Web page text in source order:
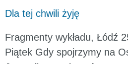
Dla tej chwili żyję
Fragmenty wykładu, Łódź
Piątek Gdy spojrzymy na